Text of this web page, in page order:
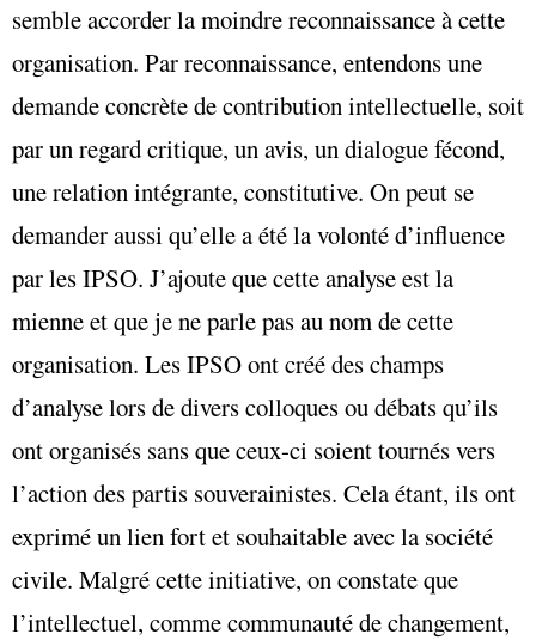
semble accorder la moindre reconnaissance à cette
organisation. Par reconnaissance, entendons une
demande concrète de contribution intellectuelle, soit
par un regard critique, un avis, un dialogue fécond,
une relation intégrante, constitutive. On peut se
demander aussi qu’elle a été la volonté d’influence
par les IPSO. J’ajoute que cette analyse est la
mienne et que je ne parle pas au nom de cette
organisation. Les IPSO ont créé des champs
d’analyse lors de divers colloques ou débats qu’ils
ont organisés sans que ceux-ci soient tournés vers
l’action des partis souverainistes. Cela étant, ils ont
exprimé un lien fort et souhaitable avec la société
civile. Malgré cette initiative, on constate que
l’intellectuel, comme communauté de changement,